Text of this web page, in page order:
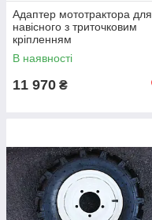
Адаптер мототрактора для
навісного з триточковим
кріпленням
В наявності
11 970 ₴